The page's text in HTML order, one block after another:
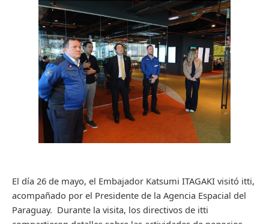
El día 26 de mayo, el Embajador Katsumi ITAGAKI visitó itti,
acompañado por el Presidente de la Agencia Espacial del
Paraguay. Durante la visita, los directivos de itti